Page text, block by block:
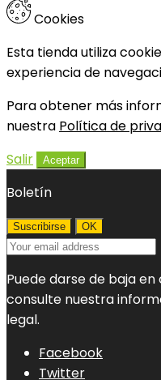
Cookies
Esta tienda utiliza
experiencia de
Para obtener más
nuestra Política de
Salir
Aceptar
Boletín
Puede darse de baja
consulte nuestra
legal.
Facebook
Twitter